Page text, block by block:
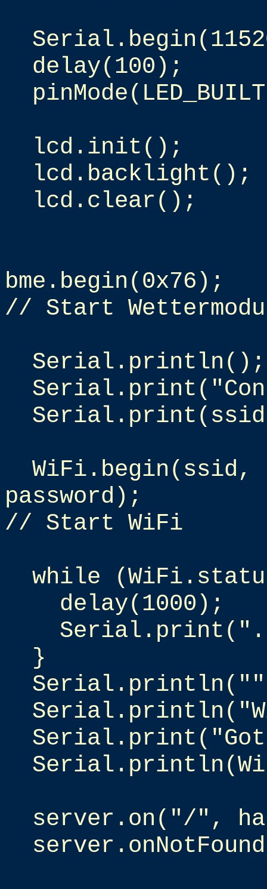
delay(100);
lcd.init();
lcd.backlight();
lcd.clear();
bme.begin(0x76);
// Start Wettermodul
Serial.println();
WiFi.begin(ssid,
password);
// Start WiFi
while
delay(1000);
}
server.on("/",